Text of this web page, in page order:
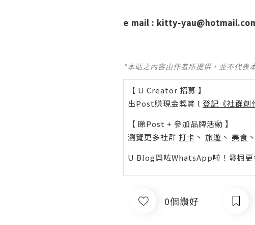
e mail : kitty-
*本站之內容由作者所提供，並不代表
【 U Creator 招募 】
出Post賺現金獎賞 l 登記《社群創
【 睇Post + 參加品牌活動 】
瀏覽更多社群 打卡 丶 旅遊 丶 美食 丶
U Blog開咗WhatsApp啦！發掘更
0個讚好